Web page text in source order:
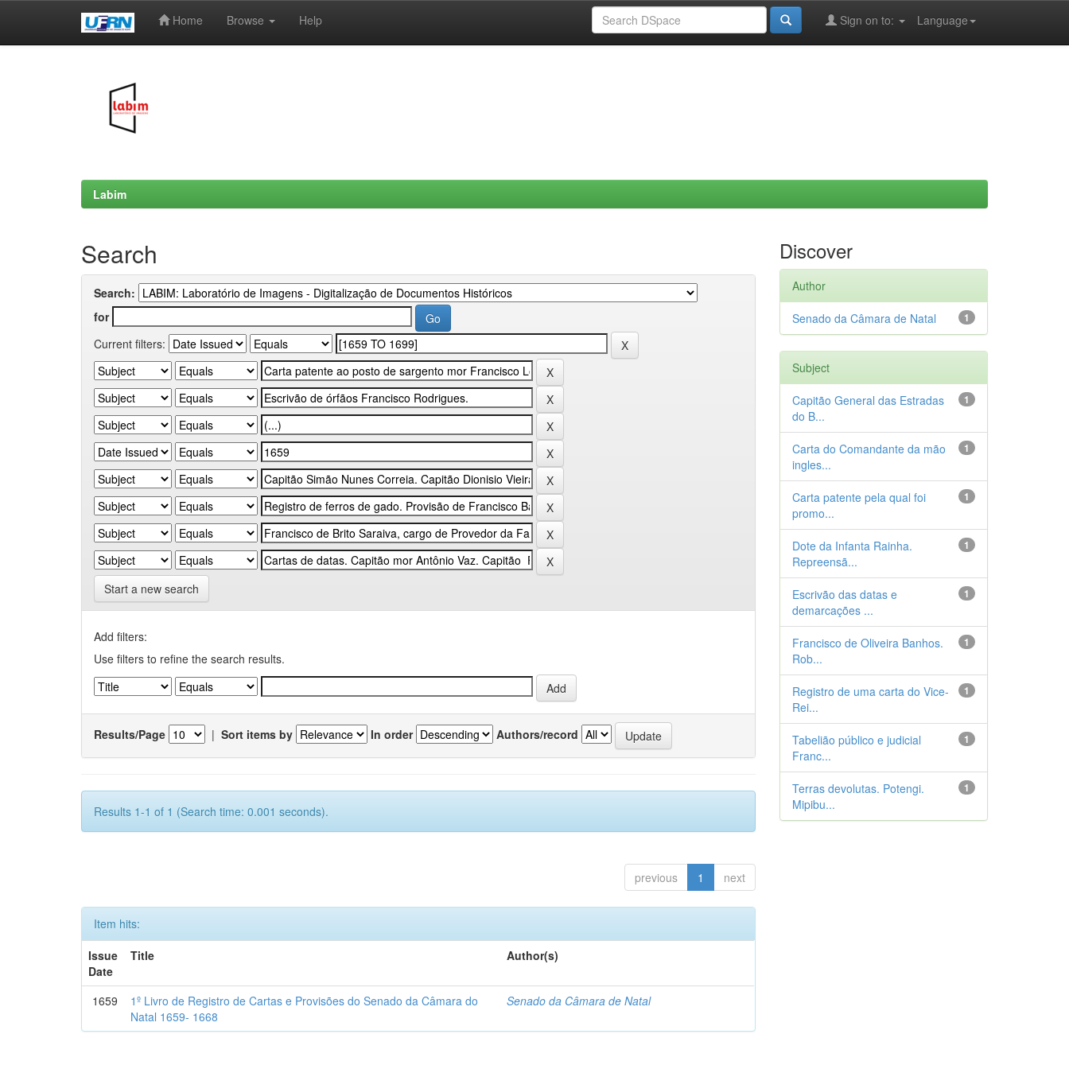
Home Browse Help Language
Sign on to:
Labim
Search
Search:
for
Current filters:
Start a new search
Add filters:
Use filters to refine the search results.
Results/Page | Sort items by In order Authors/record
Results 1-1 of 1 (Search time: 0.001 seconds).
previous 1 next
Item hits:
Issue
Date
Title Author(s)
1659
1º Livro de Registro de Cartas e Provisões do Senado da Câmara do
Natal 1659- 1668
Senado da Câmara de Natal
Discover
Author
1
Senado da Câmara de Natal
Subject
1
Capitão General das Estradas
do B...
1
Carta do Comandante da mão
ingles...
1
Carta patente pela qual foi
promo...
1
Dote da Infanta Rainha.
Repreensã...
1
Escrivão das datas e
demarcações ...
1
Francisco de Oliveira Banhos.
Rob...
1
Registro de uma carta do Vice-
Rei...
1
Tabelião público e judicial
Franc...
1
Terras devolutas. Potengi.
Mipibu...